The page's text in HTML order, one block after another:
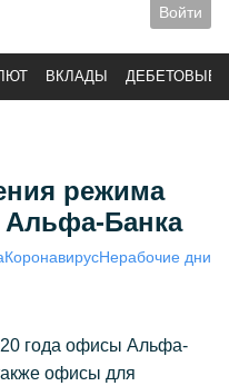
Войти
ВКЛАДЫ ДЕБЕТОВЫЕ
режима
Альфа-Банка
КоронавирусНерабочие дни
года офисы Альфа-
офисы для